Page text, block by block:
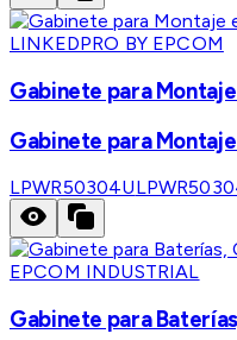
LINKEDPRO BY EPCOM
Gabinete para
Gabinete para
LPWR50304U
EPCOM INDUSTRIAL
Gabinete para